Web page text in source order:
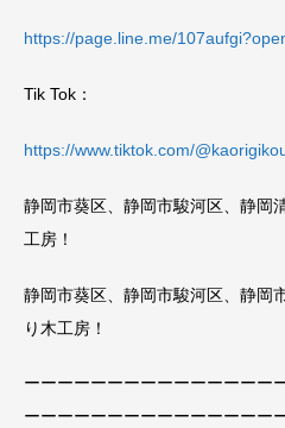
https://page.line.me/
Tik Tok：
https://www.tiktok.com/
静岡市葵区、静岡市駿河区、静岡
工房！
静岡市葵区、静岡市駿河区、静岡
り木工房！
ーーーーーーーーーーーーーーー
ーーーーーーーーーーーーーーー